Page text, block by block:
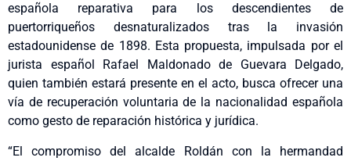
española reparativa para los descendientes de
puertorriqueños desnaturalizados tras la invasión
estadounidense de 1898. Esta propuesta, impulsada por el
jurista español Rafael Maldonado de Guevara Delgado,
quien también estará presente en el acto, busca ofrecer una
vía de recuperación voluntaria de la nacionalidad española
como gesto de reparación histórica y jurídica.
“El compromiso del alcalde Roldán con la hermandad